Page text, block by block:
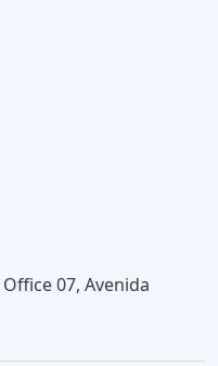
07, Avenida